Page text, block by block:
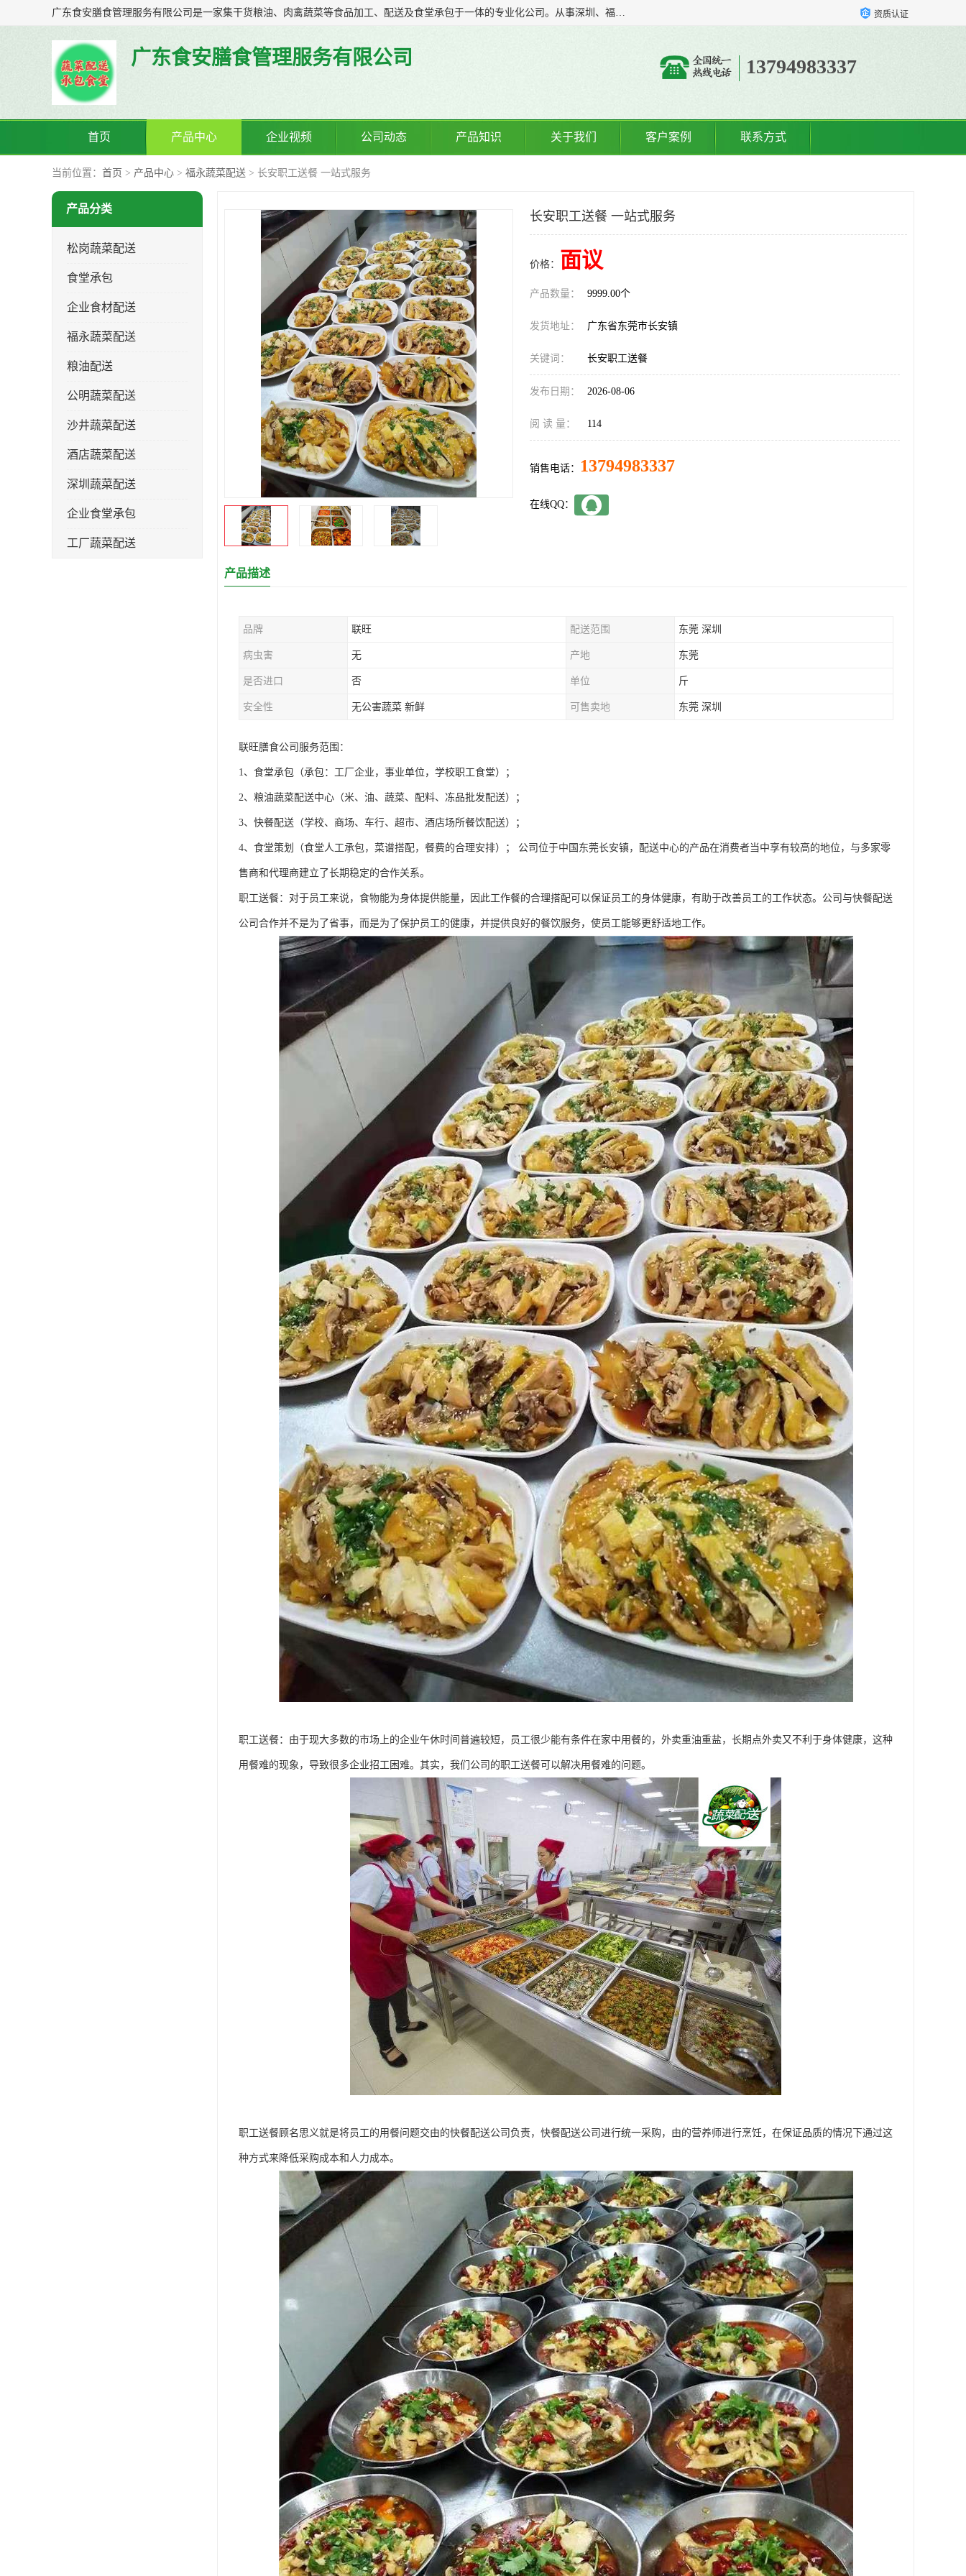
广东食安膳食管理服务有限公司是一家集干货粮油、肉禽蔬菜等食品加工、配送及食堂承包于一体的专业化公司。从事深圳、福永、公明、沙井、松岗等地区的蔬菜配送服务。 专业的服务队伍，以及完善的服务机制，经过多年的努力拼搏，赢得了广大客户的信赖和支持。 资质认证
广东食安膳食管理服务有限公司 13794983337
首页 产品中心 企业视频 公司动态 产品知识 关于我们 客户案例 联系方式
当前位置： 首页 > 产品中心 > 福永蔬菜配送 > 长安职工送餐 一站式服务
产品分类
松岗蔬菜配送
食堂承包
企业食材配送
福永蔬菜配送
粮油配送
公明蔬菜配送
沙井蔬菜配送
酒店蔬菜配送
深圳蔬菜配送
企业食堂承包
工厂蔬菜配送
长安职工送餐 一站式服务
价格： 面议
产品数量： 9999.00个
发货地址： 广东省东莞市长安镇
关键词： 长安职工送餐
发布日期： 2026-08-06
阅 读 量： 114
销售电话： 13794983337
在线QQ：
产品描述
品牌 联旺 配送范围 东莞 深圳
病虫害 无 产地 东莞
是否进口 否 单位 斤
安全性 无公害蔬菜 新鲜 可售卖地 东莞 深圳
联旺膳食公司服务范围：
1、食堂承包（承包：工厂企业，事业单位，学校职工食堂）；
2、粮油蔬菜配送中心（米、油、蔬菜、配料、冻品批发配送）；
3、快餐配送（学校、商场、车行、超市、酒店场所餐饮配送）；
4、食堂策划（食堂人工承包，菜谱搭配，餐费的合理安排）； 公司位于中国东莞长安镇，配送中心的产品在消费者当中享有较高的地位，与多家零
售商和代理商建立了长期稳定的合作关系。
职工送餐：对于员工来说，食物能为身体提供能量，因此工作餐的合理搭配可以保证员工的身体健康，有助于改善员工的工作状态。公司与快餐配送
公司合作并不是为了省事，而是为了保护员工的健康，并提供良好的餐饮服务，使员工能够更舒适地工作。
职工送餐：由于现大多数的市场上的企业午休时间普遍较短，员工很少能有条件在家中用餐的，外卖重油重盐，长期点外卖又不利于身体健康，这种
用餐难的现象，导致很多企业招工困难。其实，我们公司的职工送餐可以解决用餐难的问题。
职工送餐顾名思义就是将员工的用餐问题交由的快餐配送公司负责，快餐配送公司进行统一采购，由的营养师进行烹饪，在保证品质的情况下通过这
种方式来降低采购成本和人力成本。